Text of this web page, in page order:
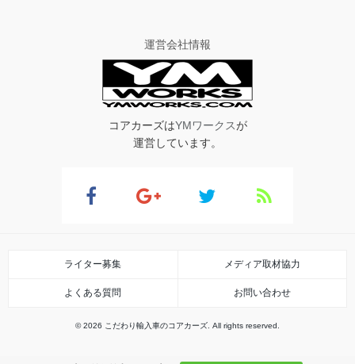
運営会社情報
コアカーズはYMワークスが
運営しています。
ライター募集 メディア取材協力
よくある質問 お問い合わせ
© 2026 こだわり輸入車のコアカーズ. All rights reserved.